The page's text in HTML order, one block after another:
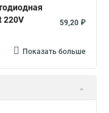
220V
59,20 ₽
Показать больше